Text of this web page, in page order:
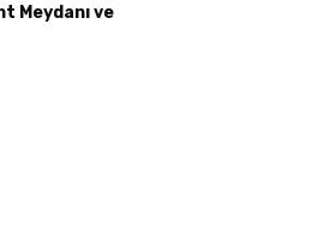
Meydanı ve